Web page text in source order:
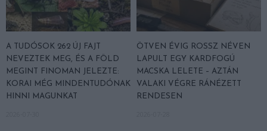
A TUDÓSOK 262 ÚJ FAJT
NEVEZTEK MEG, ÉS A FÖLD
MEGINT FINOMAN JELEZTE:
KORAI MÉG MINDENTUDÓNAK
HINNI MAGUNKAT
ÖTVEN ÉVIG ROSSZ NÉVEN
LAPULT EGY KARDFOGÚ
MACSKA LELETE – AZTÁN
VALAKI VÉGRE RÁNÉZETT
RENDESEN